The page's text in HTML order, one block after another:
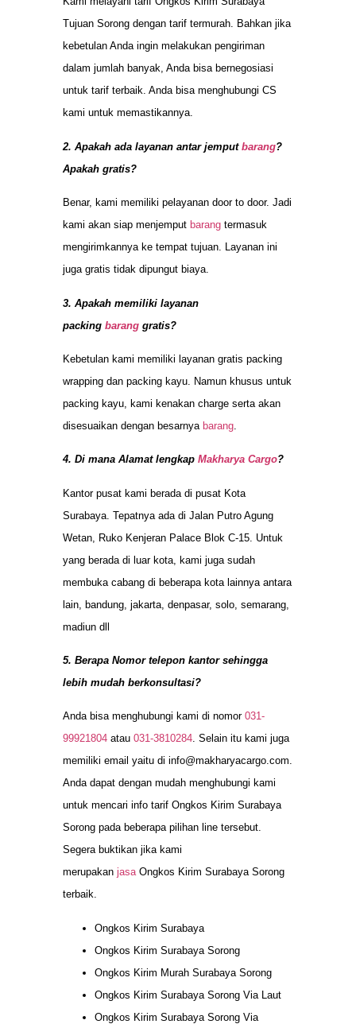
Tujuan Sorong dengan tarif termurah. Bahkan jika
kebetulan Anda ingin melakukan pengiriman
dalam jumlah banyak, Anda bisa bernegosiasi
untuk tarif terbaik. Anda bisa menghubungi CS
kami untuk memastikannya.
2. Apakah ada layanan antar jemput barang?
Apakah gratis?
Benar, kami memiliki pelayanan door to door. Jadi
kami akan siap menjemput barang termasuk
mengirimkannya ke tempat tujuan. Layanan ini
juga gratis tidak dipungut biaya.
3. Apakah memiliki layanan
packing barang gratis?
Kebetulan kami memiliki layanan gratis packing
wrapping dan packing kayu. Namun khusus untuk
packing kayu, kami kenakan charge serta akan
disesuaikan dengan besarnya barang
4. Di mana Alamat lengkap Makharya Cargo?
Kantor pusat kami berada di pusat Kota
Surabaya. Tepatnya ada di Jalan Putro Agung
Wetan, Ruko Kenjeran Palace Blok C-15. Untuk
yang berada di luar kota, kami juga sudah
membuka cabang di beberapa kota lainnya antara
lain, bandung, jakarta, denpasar, solo, semarang,
madiun dll
5. Berapa Nomor telepon kantor sehingga
lebih mudah berkonsultasi?
Anda bisa menghubungi kami di nomor 031-
99921804 atau 031-3810284. Selain itu kami juga
memiliki email yaitu di info@makharyacargo.com.
Anda dapat dengan mudah menghubungi kami
untuk mencari info tarif Ongkos Kirim Surabaya
Sorong pada beberapa pilihan line tersebut.
Segera buktikan jika kami
merupakan jasaOngkos Kirim Surabaya Sorong
terbaik.
Ongkos Kirim Surabaya
Ongkos Kirim Surabaya Sorong
Ongkos Kirim Murah Surabaya Sorong
Ongkos Kirim Surabaya Sorong Via Laut
Ongkos Kirim Surabaya Sorong Via